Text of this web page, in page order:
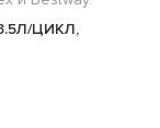
ЦИКЛ,